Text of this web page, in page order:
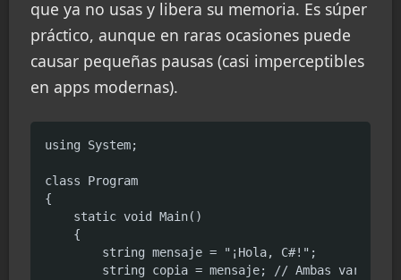
que ya no usas y libera su memoria. Es súper
práctico, aunque en raras ocasiones puede
causar pequeñas pausas (casi imperceptibles
en apps modernas).
using System;
class Program
{
    static void Main()
    {
        string mensaje = "¡Hola, C#!";
string copia = mensaje; // Ambas